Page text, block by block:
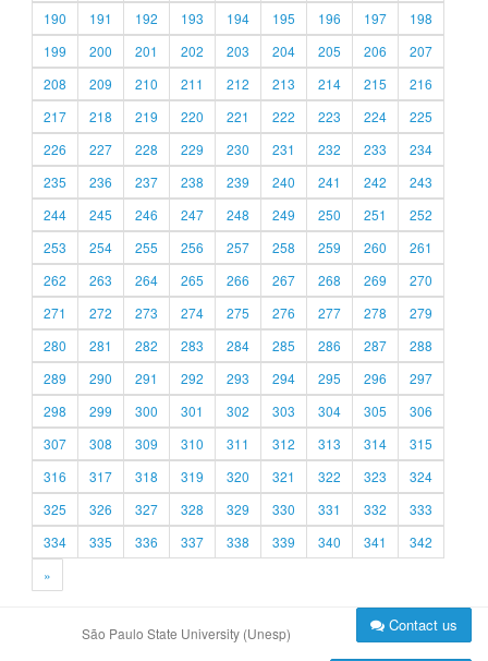
190
191 192 193 194 195 196 197
198
199
200 201 202 203 204 205 206
207
208
209 210 211 212 213 214 215
216
217
218 219 220 221 222 223 224
225
226
227 228 229 230 231 232 233
234
235
236 237 238 239 240 241 242
243
244
245 246 247 248 249 250 251
252
253
254 255 256 257 258 259 260
261
262
263 264 265 266 267 268 269
270
271
272 273 274 275 276 277 278
279
280
281 282 283 284 285 286 287
288
289
290 291 292 293 294 295 296
297
298
299 300 301 302 303 304 305
306
307
308 309 310 311 312 313 314
315
316
317 318 319 320 321 322 323
324
325
326 327 328 329 330 331 332
333
334
335 336 337 338 339 340 341
342
»
São Paulo State University (Unesp) Contact us